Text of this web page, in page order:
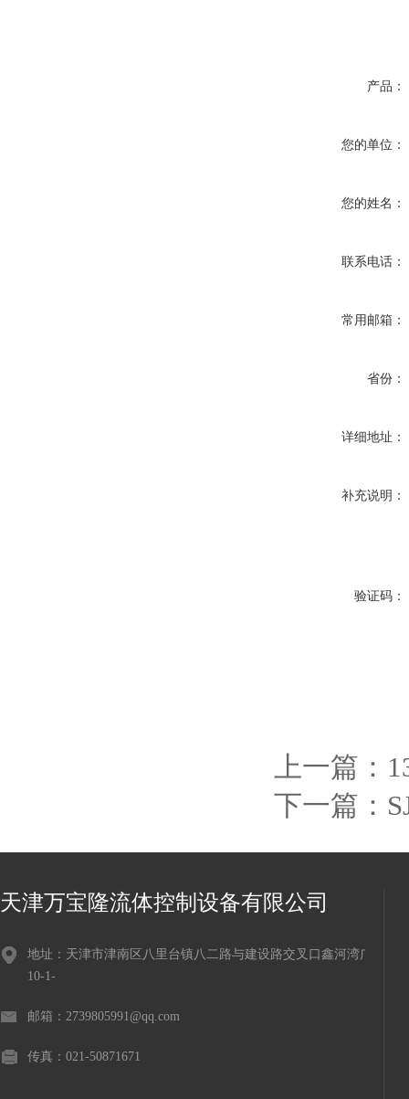
产品：
您的单位：
您的姓名：
联系电话：
常用邮箱：
省份：
详细地址：
补充说明：
验证码：
上一篇：
下一篇：
天津万宝隆流体控制设备有限公司
地址：天津市津南区八里台镇八二路与建设路交叉口鑫河湾广场
10-1-
邮箱：2739805991@qq.com
传真：021-50871671